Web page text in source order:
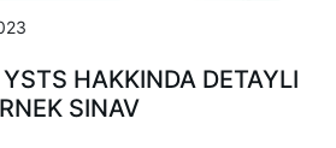
HAKKINDA DETAYLI
SINAV